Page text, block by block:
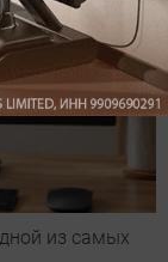
из самых